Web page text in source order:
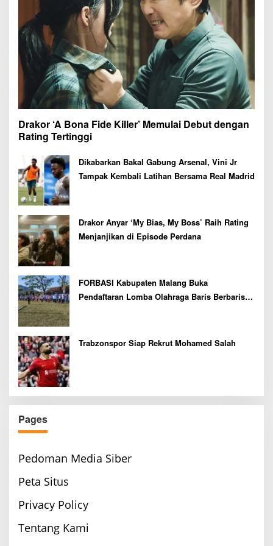
Drakor ‘A Bona Fide Killer’ Memulai Debut dengan
Rating Tertinggi
Dikabarkan Bakal Gabung Arsenal, Vini Jr
Tampak Kembali Latihan Bersama Real Madrid
Drakor Anyar ‘My Bias, My Boss’ Raih Rating
Menjanjikan di Episode Perdana
FORBASI Kabupaten Malang Buka
Pendaftaran Lomba Olahraga Baris Berbaris
Trabzonspor Siap Rekrut Mohamed Salah
Pages
Pedoman Media Siber
Peta Situs
Privacy Policy
Tentang Kami